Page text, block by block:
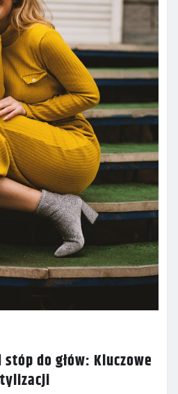
do głów: Kluczowe